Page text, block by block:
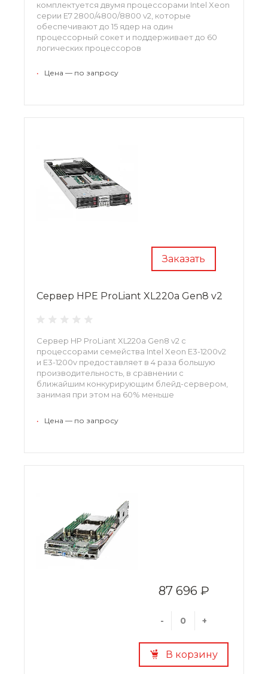
комплектуется двумя процессорами Intel Xeon
серии E7 2800/4800/8800 v2, которые
обеспечивают до 15 ядер на один
процессорный сокет и поддерживает до 60
логических процессоров
• Цена — по запросу
Заказать
Сервер HPE ProLiant XL220a Gen8 v2
Сервер HP ProLiant XL220a Gen8 v2 с
процессорами семейства Intel Xeon E3-1200v2
и E3-1200v предоставляет в 4 раза большую
производительность, в сравнении с
ближайшим конкурирующим блейд-сервером,
занимая при этом на 60% меньше
• Цена — по запросу
87 696 ₽
- +
В корзину